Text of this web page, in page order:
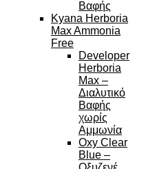
Βαφής
Kyana Herboria
Max Ammonia
Free
Developer
Herboria
Max –
Διαλυτικό
Βαφής
χωρίς
Αμμωνία
Oxy Clear
Blue –